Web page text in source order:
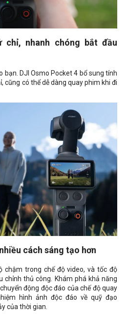
chỉ, nhanh chóng bắt đầu
bạn. DJI Osmo Pocket 4 bổ sung tính
cũng có thể dễ dàng quay phim khi đi
cách sáng tạo hơn
chậm trong chế độ video, và tốc độ
chỉnh thủ công. Khám phá khả năng
động độc đáo của chế độ quay
hình ảnh độc đáo về quỹ đạo
của thời gian.